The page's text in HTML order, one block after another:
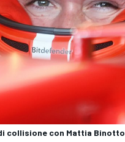
collisione con Mattia Binotto